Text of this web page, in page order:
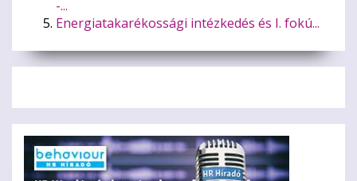
-...
Energiatakarékossági intézkedés és I. fokú...